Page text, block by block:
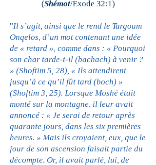
(Shémot/Exode 32:1)
"Il s’agit, ainsi que le rend le Targoum
Onqelos, d’un mot contenant une idée
de « retard », comme dans : « Pourquoi
son char tarde-t-il (bachach) à venir ?
» (Shoftim 5, 28), « Ils attendirent
jusqu’à ce qu’il fût tard (boch) »
(Shoftim 3, 25). Lorsque Moshé était
monté sur la montagne, il leur avait
annoncé : « Je serai de retour après
quarante jours, dans les six premières
heures. » Mais ils croyaient, eux, que le
jour de son ascension faisait partie du
décompte. Or, il avait parlé, lui, de